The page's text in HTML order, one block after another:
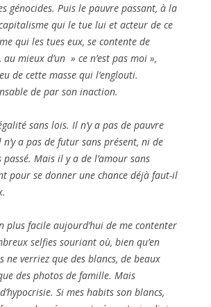
génocides. Puis le pauvre passant, à la
qui le tue lui et acteur de ce
qui les tues eux, se contente de
mieux d’un » ce n’est pas moi »,
de cette masse qui l’englouti.
de par son inaction.
sans lois. Il n’y a pas de pauvre
n’y a pas de futur sans présent, ni de
Mais il y a de l’amour sans
pour se donner une chance déjà faut-il
plus facile aujourd’hui de me contenter
selfies souriant où, bien qu’en
ne verriez que des blancs, de beaux
des photos de famille. Mais
Si mes habits son blancs,